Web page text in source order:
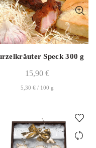
Speck 300 g
15,90 €
5,30 € / 100 g